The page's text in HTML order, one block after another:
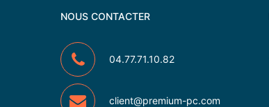
NOUS CONTACTER
04.77.71.10.82
client@premium-pc.com